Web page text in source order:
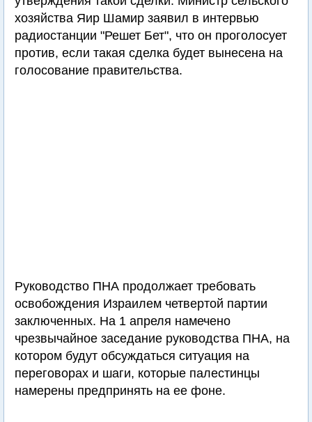
хозяйства Яир Шамир заявил в интервью
радиостанции "Решет Бет", что он проголосует
против, если такая сделка будет вынесена на
голосование правительства.
Руководство ПНА продолжает требовать
освобождения Израилем четвертой партии
заключенных. На 1 апреля намечено
чрезвычайное заседание руководства ПНА, на
котором будут обсуждаться ситуация на
переговорах и шаги, которые палестинцы
намерены предпринять на ее фоне.